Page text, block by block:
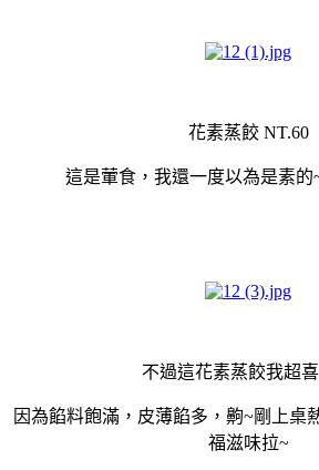
花素蒸餃 NT.60
這是葷食，我還一度以為是素
不過這花素蒸餃我超
因為餡料飽滿，皮薄餡多，齁~剛上桌
福滋味拉~